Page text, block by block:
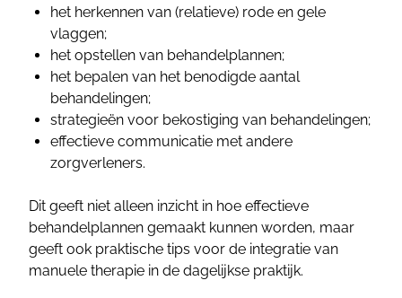
het herkennen van (relatieve) rode en gele
vlaggen;
het opstellen van behandelplannen;
het bepalen van het benodigde aantal
behandelingen;
strategieën voor bekostiging van behandelingen;
effectieve communicatie met andere
zorgverleners.
Dit geeft niet alleen inzicht in hoe effectieve
behandelplannen gemaakt kunnen worden, maar
geeft ook praktische tips voor de integratie van
manuele therapie in de dagelijkse praktijk.